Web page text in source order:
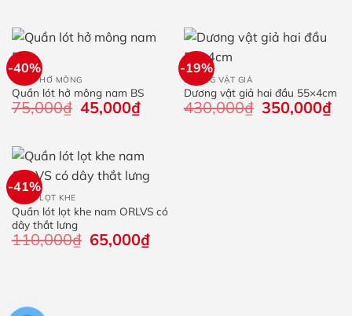
-40%
QUẦN HỞ MÔNG
Quần lót hở mông nam BS
75,000₫ Giá
gốc
45,000₫Giá
hiện
45,000₫.
-19%
DƯƠNG VẬT GIẢ
Dương vật giả hai đầu 55×4cm
430,000₫ Giá
gốc
350,000₫Giá
-41%
QUẦN LỌT KHE
Quần lót lọt khe nam ORLVS có
dây thắt lưng
110,000₫ Giá
gốc
65,000₫Giá
hiện